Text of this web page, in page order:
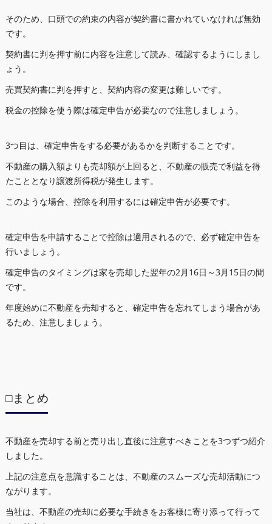
そのため、口頭での約束の内容が契約書に書かれていなければ無効
です。
契約書に判を押す前に内容を注意して読み、確認するようにしまし
ょう。
売買契約書に判を押すと、契約内容の変更は難しいです。
税金の控除を使う際は確定申告が必要なので注意しましょう。
3つ目は、確定申告をする必要があるかを判断することです。
不動産の購入額よりも売却額が上回ると、不動産の販売で利益を得
たこととなり譲渡所得税が発生します。
このような場合、控除を利用するには確定申告が必要です。
確定申告を申請することで控除は適用されるので、必ず確定申告を
行いましょう。
確定申告のタイミングは家を売却した翌年の2月16日～3月15日の間
です。
年度始めに不動産を売却すると、確定申告を忘れてしまう場合があ
るため、注意しましょう。
□まとめ
不動産を売却する前と売り出し直後に注意すべきことを3つずつ紹介
しました。
上記の注意点を意識することは、不動産のスムーズな売却活動につ
ながります。
当社は、不動産の売却に必要な手続きをお客様に寄り添って行って